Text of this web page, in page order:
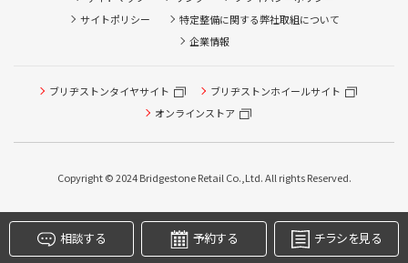
サイトポリシー
特定整備に関する弊社取組について
企業情報
ブリヂストンタイヤサイト
ブリヂストンホイールサイト
オンラインストア
Copyright © 2024 Bridgestone Retail Co.,Ltd. All rights Reserved.
相談する 予約する チラシを見る
タイヤ点検・安全点検/タイヤ履き替え/オイル交換/その他
ピット作業の予約
本日のタイヤ履き替え順番待ち予約 ※クローク契約会員の